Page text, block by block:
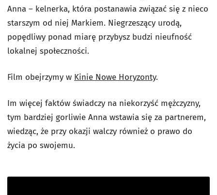
Anna – kelnerka, która postanawia związać się z nieco
starszym od niej Markiem. Niegrzeszący urodą,
popędliwy ponad miarę przybysz budzi nieufność
lokalnej społeczności.
Film obejrzymy w Kinie Nowe Horyzonty.
Im więcej faktów świadczy na niekorzyść mężczyzny,
tym bardziej gorliwie Anna wstawia się za partnerem,
wiedząc, że przy okazji walczy również o prawo do
życia po swojemu.